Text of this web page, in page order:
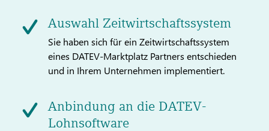
Auswahl Zeitwirtschaftssystem
Sie haben sich für ein Zeitwirtschaftssystem
eines DATEV-Marktplatz Partners entschieden
und in Ihrem Unternehmen implementiert.
Anbindung an die DATEV-
Lohnsoftware